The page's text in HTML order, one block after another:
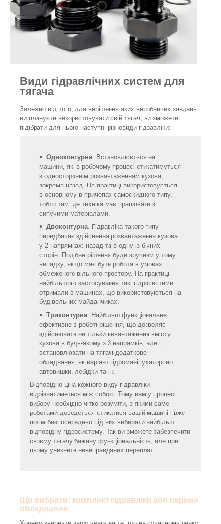
Види гідравлічних систем для
тягача
Залежно від того, для вирішення яких виробничих завдань
ви плануєте використовувати свій тягач, ви зможете
підібрати для нього наступні різновиди гідравліки:
Одноконтурна. Встановлюється на
машини, які в робочому процесі стикатимуться
з одностороннім розвантаженням кузова,
зокрема назад. На практиці використовується
в основному в причепах самоскидного типу,
тобто там, де техніка має працювати з
сипучими матеріалами.
Двоконтурна. Гідравліка такого типу
передбачає здійснення розвантаження кузова
у 2 напрямках: назад та в одну із бічних
сторін. Подібне рішення буде зручним у тому
випадку, якщо має бути робота в умовах
обмеженого вільного простору. На практиці
найбільшого застосування такі гідросистеми
отримали в машинах, що використовуються на
будівельних майданчиках.
Триконтурна. Найбільш функціональне,
ефективне в роботі рішення, що дозволяє
здійснювати не тільки вивантаження вмісту
кузова в будь-якому з 3 напрямків, але і
встановлювати на тягачі додаткове
обладнання, як варіант гідроманіпуляторсно,
автовишки, лебідки та ін.
Відповідно ціна кожного виду гідравліки
відрізнятиметься між собою. Тому вам у процесі
вибору необхідно чітко розуміти, з якими саме
роботами доведеться стикатися вашій машині і вже
потім безпосередньо під них вибирати найбільш
відповідну гідросистему. Так ви зможете забезпечити
своєму тягачу бажану функціональність, але при
цьому уникнете невиправданих переплат.
Що вибрати: комплект гідравліки або окреме
обладнання